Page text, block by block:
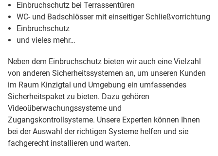
Einbruchschutz bei Terrassentüren
WC- und Badschlösser mit einseitiger Schließvorrichtung
Einbruchschutz
und vieles mehr…
Neben dem Einbruchschutz bieten wir auch eine Vielzahl
von anderen Sicherheitssystemen an, um unseren Kunden
im Raum Kinzigtal und Umgebung ein umfassendes
Sicherheitspaket zu bieten. Dazu gehören
Videoüberwachungssysteme und
Zugangskontrollsysteme. Unsere Experten können Ihnen
bei der Auswahl der richtigen Systeme helfen und sie
fachgerecht installieren und warten.